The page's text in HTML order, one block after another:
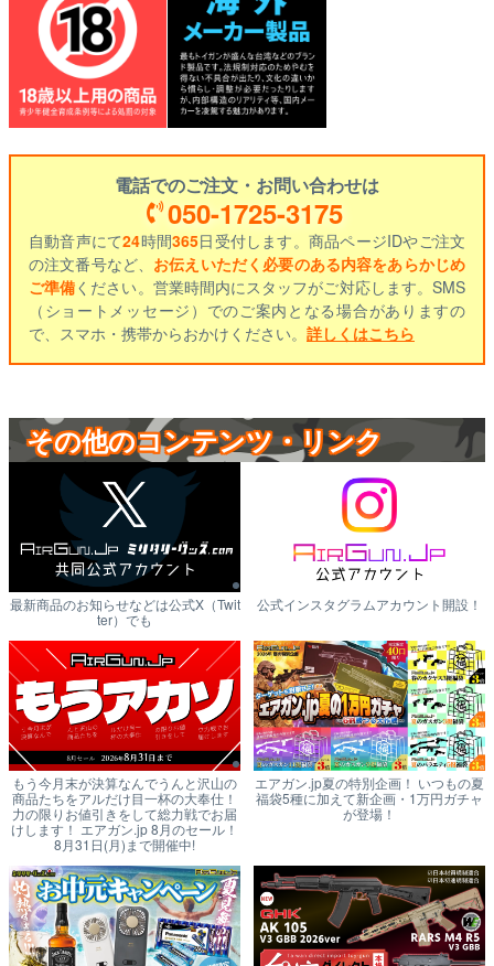
電話でのご注文・お問い合わせは
050-1725-3175
自動音声にて24時間365日受付します。商品ページIDやご注文
の注文番号など、 お伝えいただく必要のある内容をあらかじめ
ご準備ください。営業時間内にスタッフがご対応します。SMS
（ショートメッセージ）でのご案内となる場合がありますの
で、スマホ・携帯からおかけください。 詳しくはこちら
その他のコンテンツ・リンク
最新商品のお知らせなどは公式X（Twit
ter）でも
公式インスタグラムアカウント開設！
もう今月末が決算なんでうんと沢山の
商品たちをアルだけ目一杯の大奉仕！
力の限りお値引きをして総力戦でお届
けします！ エアガン.jp 8月のセール！
8月31日(月)まで開催中!
エアガン.jp夏の特別企画！ いつもの夏
福袋5種に加えて新企画・1万円ガチャ
が登場！